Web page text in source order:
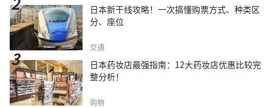
日本新干线攻略！一次搞懂购票方式、种类区
分、座位
交通
日本药妆店最强指南：12大药妆店优惠比较完
整分析！
购物